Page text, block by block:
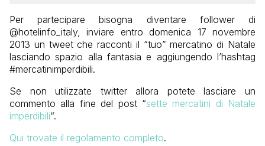
Per partecipare bisogna diventare follower di
@hotelinfo_italy, inviare entro domenica 17 novembre
2013 un tweet che racconti il “tuo” mercatino di Natale
lasciando spazio alla fantasia e aggiungendo l’hashtag
#mercatinimperdibili.
Se non utilizzate twitter allora potete lasciare un
commento alla fine del post “sette mercatini di Natale
imperdibili“.
Qui trovate il regolamento completo.